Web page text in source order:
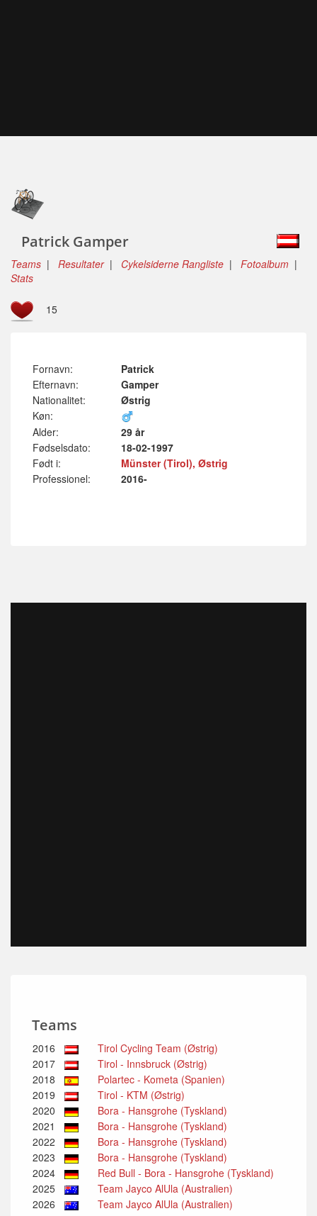
Patrick Gamper
Teams | Resultater| Cykelsiderne Rangliste | Fotoalbum |
Stats
15
Fornavn:
Patrick
Efternavn:
Gamper
Nationalitet:
Østrig
Køn:
Alder:
29 år
Fødselsdato:
18-02-1997
Født i:
Münster (Tirol), Østrig
Professionel:
2016-
Teams
2016
Tirol Cycling Team (Østrig)
2017
Tirol - Innsbruck (Østrig)
2018
Polartec - Kometa (Spanien)
2019
Tirol - KTM (Østrig)
2020
Bora - Hansgrohe (Tyskland)
2021
Bora - Hansgrohe (Tyskland)
2022
Bora - Hansgrohe (Tyskland)
2023
Bora - Hansgrohe (Tyskland)
2024
Red Bull - Bora - Hansgrohe (Tyskland)
2025
Team Jayco AlUla (Australien)
2026
Team Jayco AlUla (Australien)